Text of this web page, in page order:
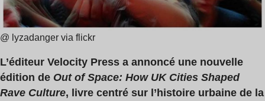
@ lyzadanger via flickr
L’éditeur Velocity Press a annoncé une nouvelle
édition de Out of Space: How UK Cities Shaped
Rave Culture, livre centré sur l’histoire urbaine de la